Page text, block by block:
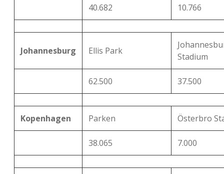
40.682 10.766
Johannesburg Ellis Park
Stadium
62.500 37.500
Kopenhagen Parken Österbro
38.065 7.000